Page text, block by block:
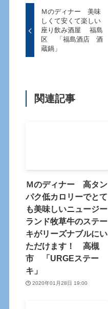
Ｍのディナー 美味
しくて安くて楽しい
座り飲み酒屋 福島
区 「福島酒店 酒
蔵鍋」
関連記事
Ｍのディナー 高タン
パク低カロリーでとて
も美味しいニュージー
ランド牧草牛のステー
キがリーズナブルにい
ただけます！ 高槻
市 「URGEステー
キ」
2020年01月28日 19:00